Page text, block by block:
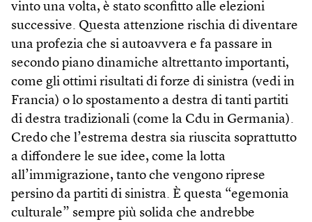
vinto una volta, è stato sconfitto alle elezioni
successive. Questa attenzione rischia di diventare
una profezia che si autoavvera e fa passare in
secondo piano dinamiche altrettanto importanti,
come gli ottimi risultati di forze di sinistra (vedi in
Francia) o lo spostamento a destra di tanti partiti
di destra tradizionali (come la Cdu in Germania).
Credo che l’estrema destra sia riuscita soprattutto
a diffondere le sue idee, come la lotta
all’immigrazione, tanto che vengono riprese
persino da partiti di sinistra. È questa “egemonia
culturale” sempre più solida che andrebbe